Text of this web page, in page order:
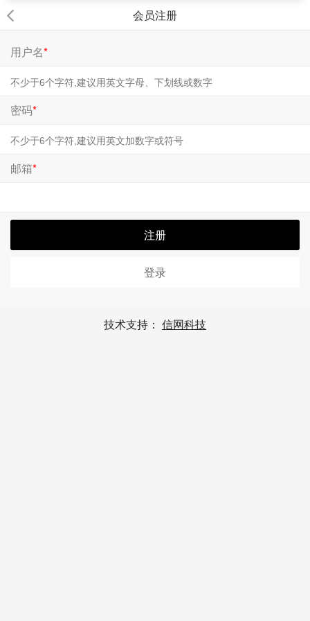
会员注册
用户名*
密码*
邮箱*
注册
登录
技术支持： 信网科技